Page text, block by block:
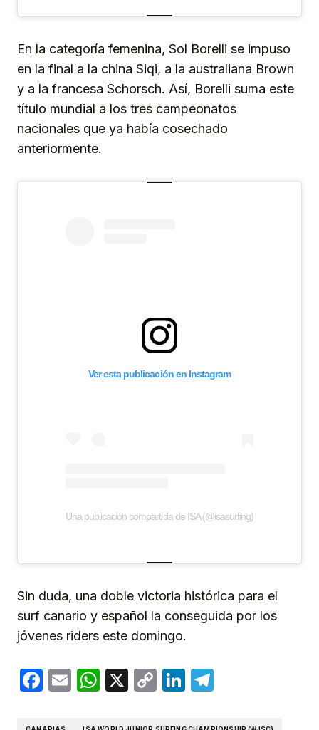
En la categoría femenina, Sol Borelli se impuso
en la final a la china Siqi, a la australiana Brown
y a la francesa Schorsch. Así, Borelli suma este
título mundial a los tres campeonatos
nacionales que ya había cosechado
anteriormente.
Ver esta publicación en Instagram
Una publicación compartida de ISA (@isasurfing)
Sin duda, una doble victoria histórica para el
surf canario y español la conseguida por los
jóvenes riders este domingo.
Facebook
EmailWhatsApp
X
CopyLinkedIn